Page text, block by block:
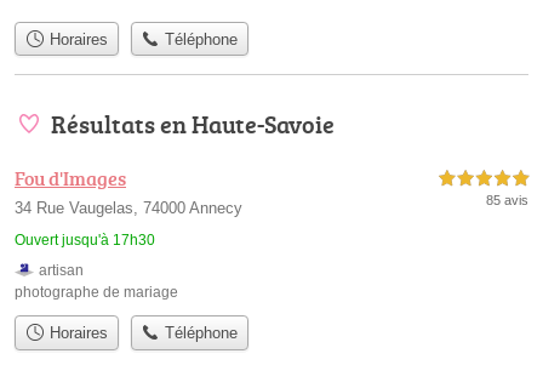
Horaires Téléphone
Résultats en Haute-Savoie
Fou d'Images
34 Rue Vaugelas, 74000 Annecy
Ouvert jusqu'à 17h30
5,0 étoiles sur 5
85 avis
artisan
photographe de mariage
Horaires Téléphone